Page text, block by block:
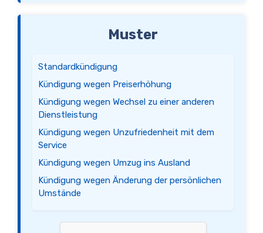
Muster
Standardkündigung
Kündigung wegen Preiserhöhung
Kündigung wegen Wechsel zu einer anderen
Dienstleistung
Kündigung wegen Unzufriedenheit mit dem
Service
Kündigung wegen Umzug ins Ausland
Kündigung wegen Änderung der persönlichen
Umstände